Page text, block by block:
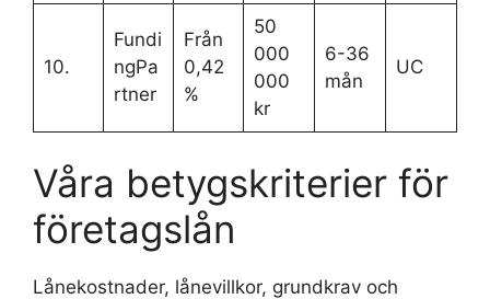
10.
Fundi
ngPa
rtner
Från
0,42
%
50
000
000
kr
6-36
mån
UC
Våra betygskriterier för
företagslån
Lånekostnader, lånevillkor, grundkrav och